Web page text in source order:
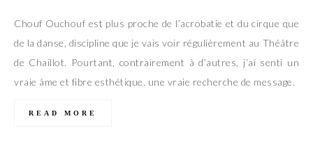
Chouf Ouchouf est plus proche de l’acrobatie et du cirque que
de la danse, discipline que je vais voir régulièrement au Théâtre
de Chaillot. Pourtant, contrairement à d’autres, j’ai senti un
vraie âme et fibre esthétique, une vraie recherche de message.
READ MORE